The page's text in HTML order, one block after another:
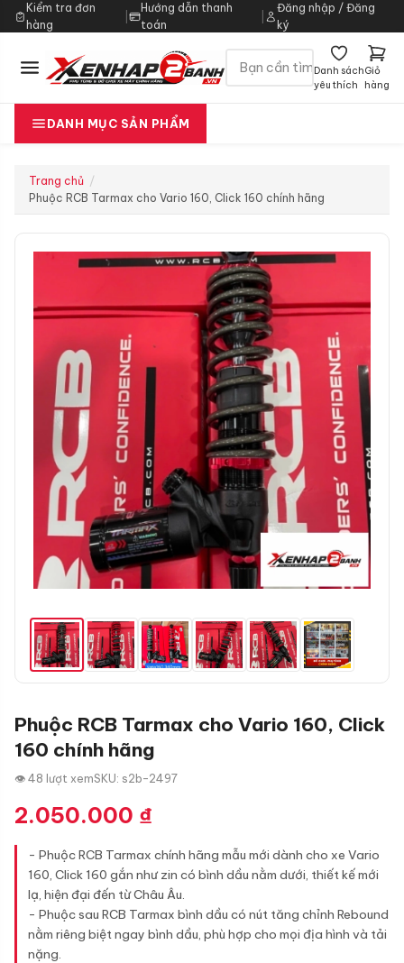
Kiểm tra đơn
hàng
|
Hướng dẫn thanh
toán
Đăng nhập / Đăng
ký
Danh sách
yêu thích
Giỏ
hàng
DANH MỤC SẢN PHẨM
Trang chủ
Phuộc RCB Tarmax cho Vario 160, Click 160 chính hãng
Phuộc RCB Tarmax cho Vario 160, Click
160 chính hãng
👁 48 lượt xemSKU: s2b-2497
2.050.000 ₫
- Phuộc RCB Tarmax chính hãng mẫu mới dành cho xe Vario
160, Click 160 gắn như zin có bình dầu nằm dưới, thiết kế mới
lạ, hiện đại đến từ Châu Âu.
- Phuộc sau RCB Tarmax bình dầu có nút tăng chỉnh Rebound
nằm riêng biệt ngay bình dầu, phù hợp cho mọi địa hình và tải
nặng.